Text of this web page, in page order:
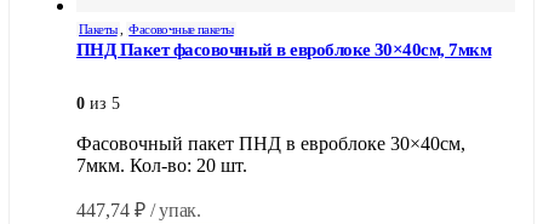
Пакеты, Фасовочные пакеты
ПНД Пакет фасовочный в евроблоке 30×40см, 7мкм
0 из 5
Фасовочный пакет ПНД в евроблоке 30×40см,
7мкм. Кол-во: 20 шт.
447,74 ₽ / упак.